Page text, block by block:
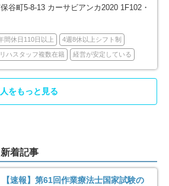
武蔵村山市 8
稲城市 19
西多摩郡瑞穂町
谷町5-8-13 カーサビアンカ2020 1F102・
間休日110日以上 4週8休以上シフト制
リハスタッフ複数在籍 経営が安定している
をもっと見る
着記事
【速報】第61回作業療法士国家試験の